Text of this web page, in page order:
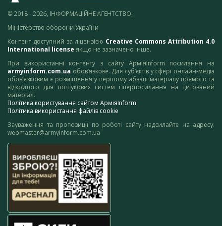
© 2018 - 2026, ІНФОРМАЦІЙНЕ АГЕНТСТВО,
Міністерство оборони України
Контент доступний за ліцензією Creative Commons Attribution 4.0
International license якщо не зазначено інше.
При використанні контенту з сайту АрміяInform посилання на
armyinform.com.ua обов’язкове. Для суб’єктів у сфері онлайн-медіа
обов’язковим є розміщення у першому абзаці матеріалу прямого та
відкритого для пошукових систем гіперпосилання на цитований
матеріал.
Політика користування сайтом АрміяInform
Політика використання файлів cookie
Зауваження та пропозиції по роботі сайту надсилайте на адресу:
webmaster@armyinform.com.ua